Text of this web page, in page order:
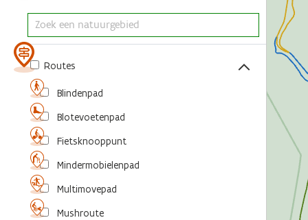
Routes
Blindenpad
Blotevoetenpad
Fietsknooppunt
Mindermobielenpad
Multimovepad
Mushroute